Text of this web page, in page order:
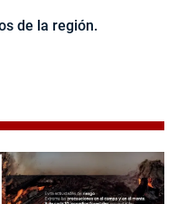
de la región.